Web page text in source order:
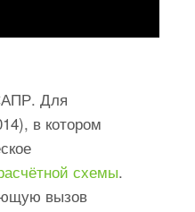
Для
в котором
схемы.
вызов